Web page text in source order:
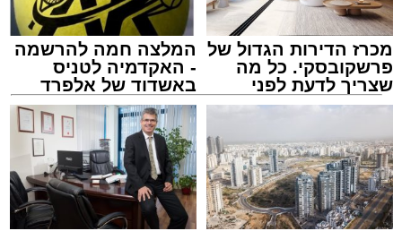
צילום: שמחה חסיד הצלה דרום
מערכת האתר / 00:47 09.08.26
מכרז הדירות הגדול של
פרשקובסקי. כל מה
שצריך לדעת לפני
שמגישים הצעה לדירה
המלצה חמה להרשמה
- האקדמיה לטניס
באשדוד של אלפרד
קריאולנסקי - לילדים